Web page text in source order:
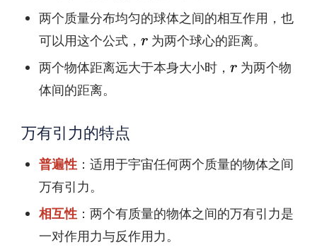
两个质量分布均匀的球体之间的相互作用，也
可以用这个公式，
r
为两个球心的距离。
两个物体距离远大于本身大小时，
为两个物
体间的距离。
万有引力的特点
普遍性 ：适用于宇宙任何两个质量的物体之间
万有引力。
相互性 ：两个有质量的物体之间的万有引力是
一对作用力与反作用力。